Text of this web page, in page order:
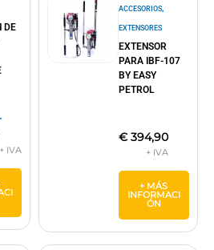
DE
ACCESORIOS,
EXTENSORES
EXTENSOR
PARA IBF-107
BY EASY
PETROL
€394,90
+ MÁS
INFORMACI
ÓN